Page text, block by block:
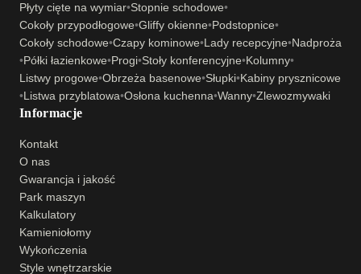
Płyty cięte na wymiar•Stopnie schodowe•
Cokoły przypodłogowe•Gliffy okienne•Podstopnice•
Cokoły schodowe•Czapy kominowe•Lady recepcyjne•Nadproża
•Półki łazienkowe•Progi•Stoły konferencyjne•Kolumny•
Listwy progowe•Obrzeża basenowe•Słupki•Kabiny prysznicowe
•Listwa przyblatowa•Osłona kuchenna•Wanny•Zlewozmywaki
Informacje
Kontakt
O nas
Gwarancja i jakość
Park maszyn
Kalkulatory
Kamieniołomy
Wykończenia
Style wnętrzarskie